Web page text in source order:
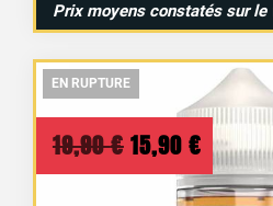
Prix moyens constatés sur le
EN RUPTURE
EN RUPTURE
19,90€ Le
prix
15,90 € Le
prix
EN RUPTURE